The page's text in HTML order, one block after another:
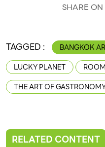
SHARE ON
TAGGED :
BANGKOK
LUCKY PLANET
ROOM
THE ART OF
RELATED CONTENT